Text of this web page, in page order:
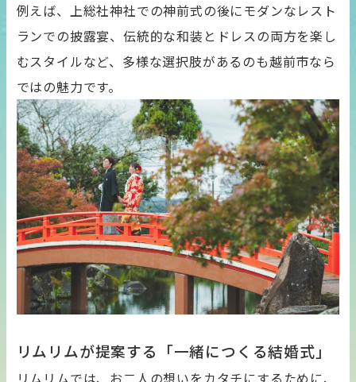
例えば、上総社神社での神前式の後にモダンなレスト
ランでの披露宴、伝統的な和装とドレスの両方を楽し
むスタイルなど、多様な選択肢があるのも越前市なら
ではの魅力です。
リムリムが提案する「一緒につくる結婚式」
リムリムでは、お二人の想いをカタチにするために、